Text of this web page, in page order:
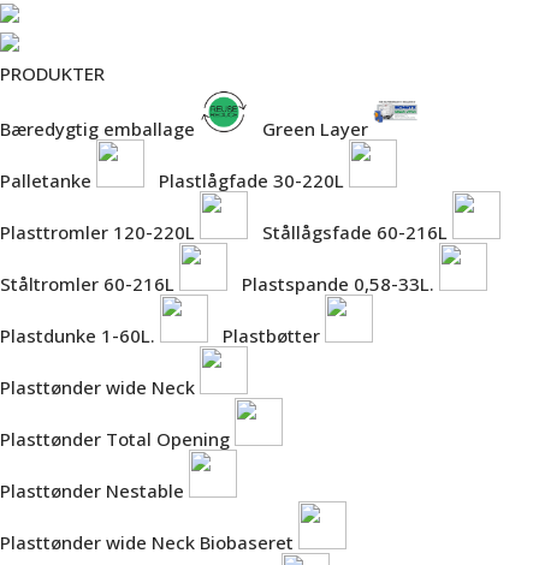
PRODUKTER
Bæredygtig emballage Green Layer
Palletanke Plastlågfade 30-220L
Plasttromler 120-220L Stållågsfade 60-216L
Ståltromler 60-216L Plastspande 0,58-33L.
Plastdunke 1-60L. Plastbøtter
Plasttønder wide Neck
Plasttønder Total Opening
Plasttønder Nestable
Plasttønder wide Neck Biobaseret